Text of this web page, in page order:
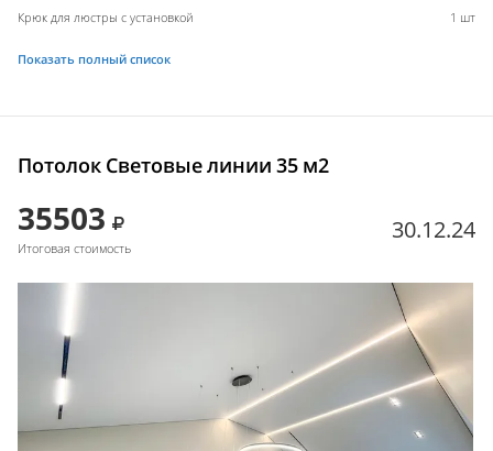
Крюк для люстры с установкой
1 шт
Показать полный список
Потолок Световые линии 35 м2
35503
Итоговая стоимость
30.12.24